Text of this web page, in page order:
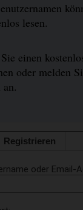
lesen.
einen
oder melden
an.
Registrieren
oder Email-